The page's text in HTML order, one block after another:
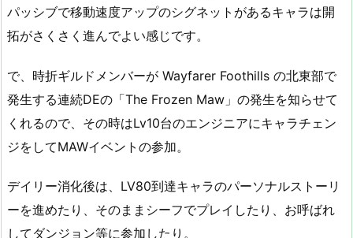
パッシブで移動速度アップのシグネットがあるキャラは開
拓がさくさく進んでよい感じです。
で、時折ギルドメンバーが Wayfarer Foothills の北東部で
発生する連続DEの「The Frozen Maw」の発生を知らせて
くれるので、その時はLv10台のエンジニアにキャラチェン
ジをしてMAWイベントの参加。
デイリー消化後は、LV80到達キャラのパーソナルストーリ
ーを進めたり、そのままシーフでプレイしたり、お呼ばれ
してダンジョン等に参加したり。